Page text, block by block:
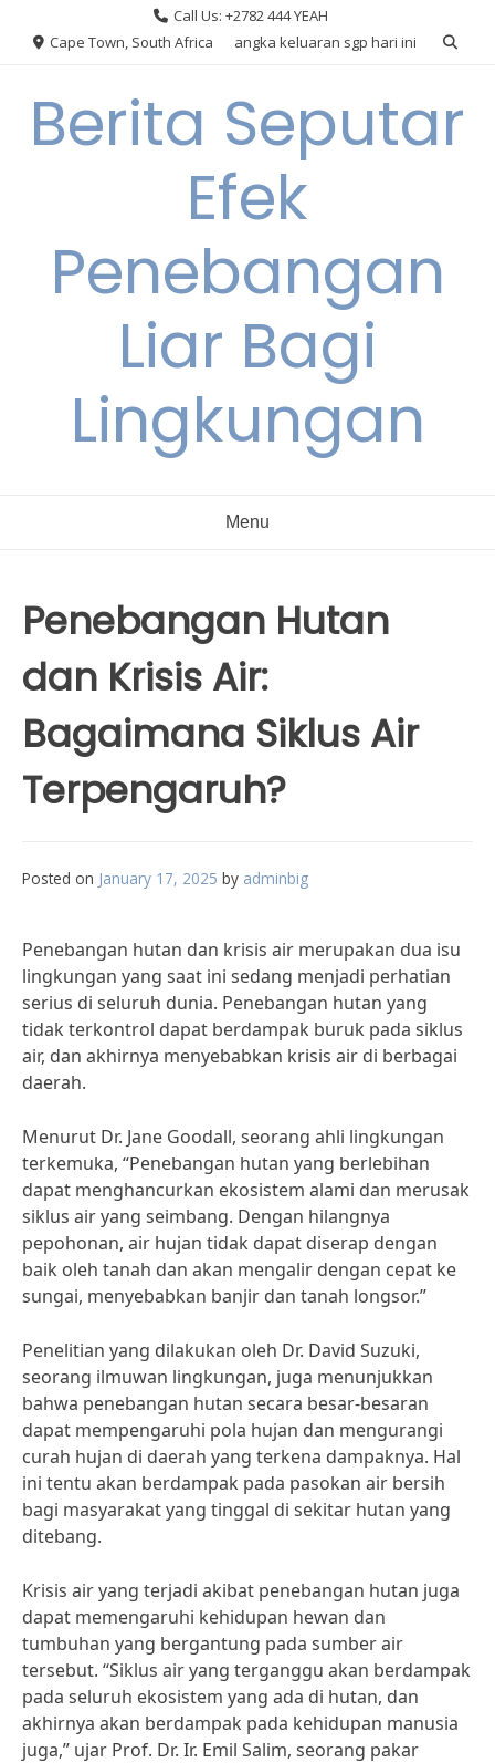
Call Us: +2782 444 YEAH
Cape Town, South Africa
angka keluaran sgp hari ini
Berita Seputar
Efek
Penebangan
Liar Bagi
Lingkungan
Menu
Penebangan Hutan
dan Krisis Air:
Bagaimana Siklus Air
Terpengaruh?
Posted on January 17, 2025 by adminbig
Penebangan hutan dan krisis air merupakan dua isu
lingkungan yang saat ini sedang menjadi perhatian
serius di seluruh dunia. Penebangan hutan yang
tidak terkontrol dapat berdampak buruk pada siklus
air, dan akhirnya menyebabkan krisis air di berbagai
daerah.
Menurut Dr. Jane Goodall, seorang ahli lingkungan
terkemuka, “Penebangan hutan yang berlebihan
dapat menghancurkan ekosistem alami dan merusak
siklus air yang seimbang. Dengan hilangnya
pepohonan, air hujan tidak dapat diserap dengan
baik oleh tanah dan akan mengalir dengan cepat ke
sungai, menyebabkan banjir dan tanah longsor.”
Penelitian yang dilakukan oleh Dr. David Suzuki,
seorang ilmuwan lingkungan, juga menunjukkan
bahwa penebangan hutan secara besar-besaran
dapat mempengaruhi pola hujan dan mengurangi
curah hujan di daerah yang terkena dampaknya. Hal
ini tentu akan berdampak pada pasokan air bersih
bagi masyarakat yang tinggal di sekitar hutan yang
ditebang.
Krisis air yang terjadi akibat penebangan hutan juga
dapat memengaruhi kehidupan hewan dan
tumbuhan yang bergantung pada sumber air
tersebut. “Siklus air yang terganggu akan berdampak
pada seluruh ekosistem yang ada di hutan, dan
akhirnya akan berdampak pada kehidupan manusia
juga,” ujar Prof. Dr. Ir. Emil Salim, seorang pakar